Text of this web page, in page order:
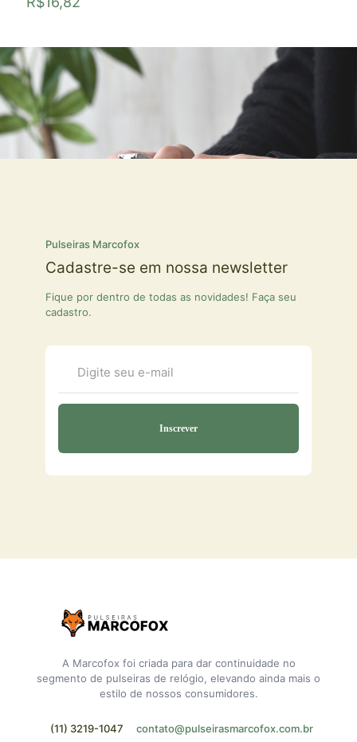
Pulseiras Marcofox
Cadastre-se em nossa newsletter
Fique por dentro de todas as novidades! Faça seu
cadastro.
A Marcofox foi criada para dar continuidade no
segmento de pulseiras de relógio, elevando ainda mais o
estilo de nossos consumidores.
(11) 3219-1047 contato@pulseirasmarcofox.com.br